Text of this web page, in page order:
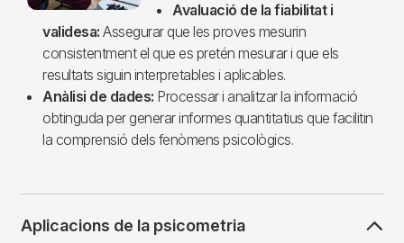
Avaluació de la fiabilitat i
validesa: Assegurar que les proves mesurin
consistentment el que es pretén mesurar i que els
resultats siguin interpretables i aplicables.
Anàlisi de dades: Processar i analitzar la informació
obtinguda per generar informes quantitatius que facilitin
la comprensió dels fenòmens psicològics.
Aplicacions de la psicometria